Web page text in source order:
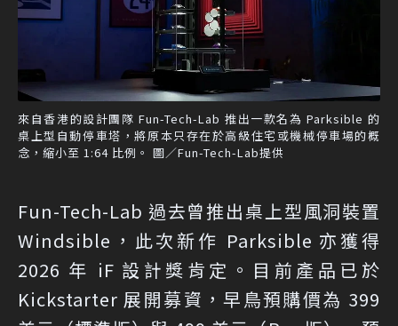
來自香港的設計團隊 Fun-Tech-Lab 推出一款名為 Parksible 的
桌上型自動停車塔，將原本只存在於高級住宅或機械停車場的概
念，縮小至 1:64 比例。 圖／Fun-Tech-Lab提供
Fun-Tech-Lab 過去曾推出桌上型風洞裝置
Windsible，此次新作 Parksible 亦獲得
2026 年 iF 設計獎肯定。目前產品已於
Kickstarter 展開募資，早鳥預購價為 399